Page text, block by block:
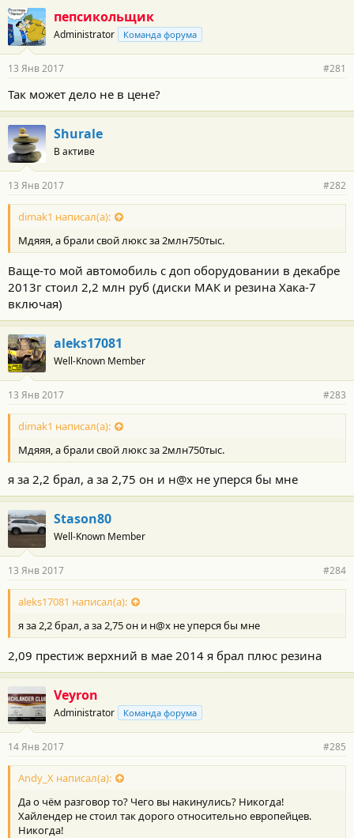
пепсикольщик
Administrator Команда форума
13 Янв 2017 #281
Так может дело не в цене?
Shurale
В активе
13 Янв 2017 #282
dimak1 написал(а):
Мдяяя, а брали свой люкс за 2млн750тыс.
Ваще-то мой автомобиль с доп оборудовании в декабре
2013г стоил 2,2 млн руб (диски МАК и резина Хака-7
включая)
aleks17081
Well-Known Member
13 Янв 2017 #283
dimak1 написал(а):
Мдяяя, а брали свой люкс за 2млн750тыс.
я за 2,2 брал, а за 2,75 он и н@х не уперся бы мне
Stason80
Well-Known Member
13 Янв 2017 #284
aleks17081 написал(а):
я за 2,2 брал, а за 2,75 он и н@х не уперся бы мне
2,09 престиж верхний в мае 2014 я брал плюс резина
Veyron
Administrator Команда форума
14 Янв 2017 #285
Andy_X написал(а):
Да о чём разговор то? Чего вы накинулись? Никогда!
Хайлендер не стоил так дорого относительно европейцев.
Никогда!